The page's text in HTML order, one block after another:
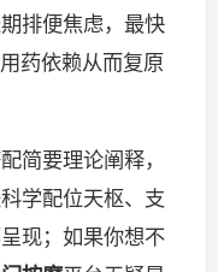
排便焦虑，最快
药依赖从而复原
简要理论阐释，
学配位天枢、支
现；如果你想不